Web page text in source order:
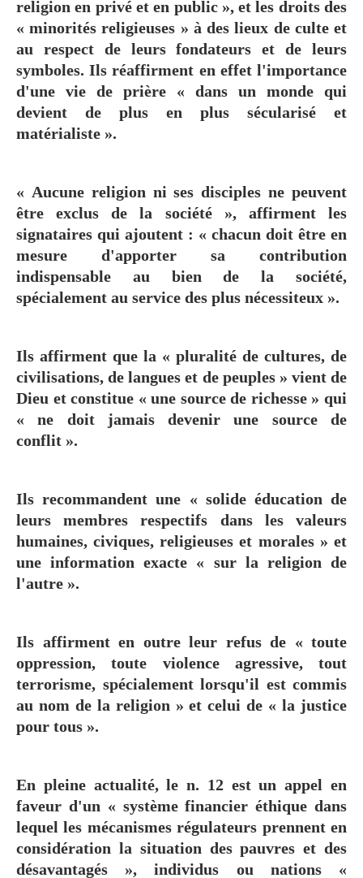
religion en privé et en public », et les droits des
« minorités religieuses » à des lieux de culte et
au respect de leurs fondateurs et de leurs
symboles. Ils réaffirment en effet l'importance
d'une vie de prière « dans un monde qui
devient de plus en plus sécularisé et
matérialiste ».
« Aucune religion ni ses disciples ne peuvent
être exclus de la société », affirment les
signataires qui ajoutent : « chacun doit être en
mesure d'apporter sa contribution
indispensable au bien de la société,
spécialement au service des plus nécessiteux ».
Ils affirment que la « pluralité de cultures, de
civilisations, de langues et de peuples » vient de
Dieu et constitue « une source de richesse » qui
« ne doit jamais devenir une source de
conflit ».
Ils recommandent une « solide éducation de
leurs membres respectifs dans les valeurs
humaines, civiques, religieuses et morales » et
une information exacte « sur la religion de
l'autre ».
Ils affirment en outre leur refus de « toute
oppression, toute violence agressive, tout
terrorisme, spécialement lorsqu'il est commis
au nom de la religion » et celui de « la justice
pour tous ».
En pleine actualité, le n. 12 est un appel en
faveur d'un « système financier éthique dans
lequel les mécanismes régulateurs prennent en
considération la situation des pauvres et des
désavantagés », individus ou nations «